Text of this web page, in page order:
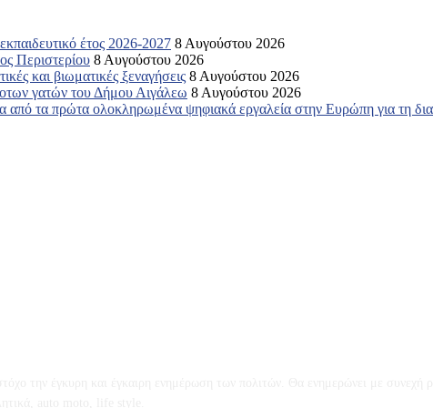
έτος 2026-2027 8 Αυγούστου 2026
Περιστερίου 8 Αυγούστου 2026
και βιωματικές ξεναγήσεις 8 Αυγούστου 2026
γατών του Δήμου Αιγάλεω 8 Αυγούστου 2026
τα πρώτα ολοκληρωμένα ψηφιακά εργαλεία στην Ευρώπη για τη